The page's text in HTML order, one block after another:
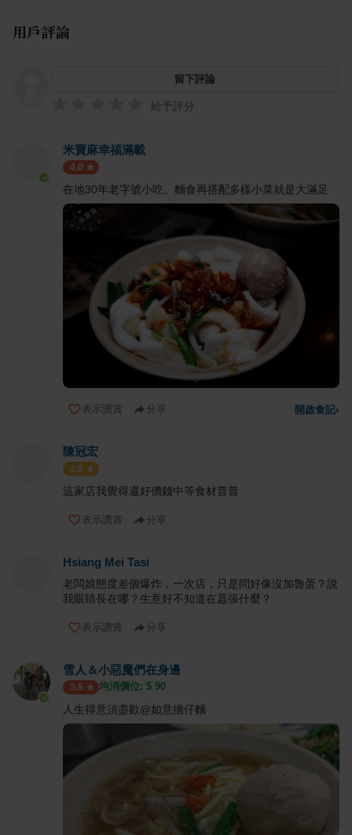
用戶評論
留下評論
給予評分
米寶麻幸福滿載
4.0
在地30年老字號小吃。麵食再搭配多樣小菜就是大滿足
表示讚賞 分享 開啟食記›
陳冠宏
2.0
這家店我覺得還好價錢中等食材普普
表示讚賞 分享
Hsiang Mei Tasi
老闆娘態度差個爆炸，一次店，只是問好像沒加魯蛋？說
我眼睛長在哪？生意好不知道在囂張什麼？
表示讚賞 分享
雪人＆小惡魔們在身邊
3.5 均消價位: $ 90
人生得意須盡歡@如意擔仔麵